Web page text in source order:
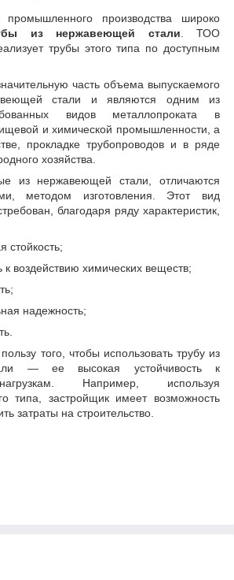
производства широко
из нержавеющей стали. ТОО
трубы этого типа по доступным
часть объема выпускаемого
стали и являются одним из
видов металлопроката в
и химической промышленности, а
прокладке трубопроводов и в ряде
хозяйства.
из нержавеющей стали, отличаются
методом изготовления. Этот вид
благодаря ряду характеристик,
стойкость;
к воздействию химических веществ;
надежность;
того, чтобы использовать трубу из
— ее высокая устойчивость к
Например, используя
типа, застройщик имеет возможность
затраты на строительство.